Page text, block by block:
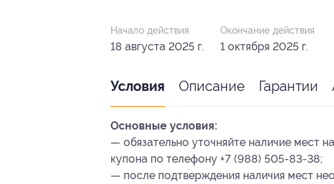
Начало действия
18 августа 2025 г.
Окончание действия
1 октября 2025 г.
Условия Описание Гарантии
Основные условия:
— обязательно уточняйте наличие мест
купона по телефону +7 (988) 505-83-38;
— после подтверждения наличия мест